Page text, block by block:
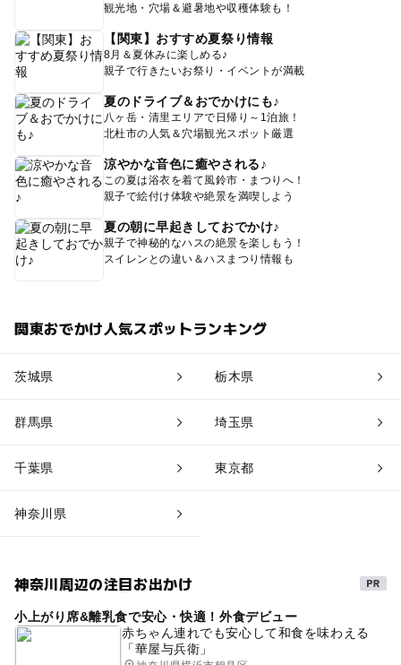
観光地・穴場＆避暑地や収穫体験も！
【関東】おすすめ夏祭り情報
8月＆夏休みに楽しめる♪
親子で行きたいお祭り・イベントが満載
夏のドライブ＆おでかけにも♪
八ヶ岳・清里エリアで日帰り～1泊旅！
北杜市の人気＆穴場観光スポット厳選
涼やかな音色に癒やされる♪
この夏は浴衣を着て風鈴市・まつりへ！
親子で絵付け体験や絶景を満喫しよう
夏の朝に早起きしておでかけ♪
親子で神秘的なハスの絶景を楽しもう！
スイレンとの違い＆ハスまつり情報も
関東おでかけ人気スポットランキング
茨城県 栃木県
群馬県 埼玉県
千葉県 東京都
神奈川県
神奈川周辺の注目お出かけ
小上がり席&離乳食で安心・快適！外食デビュー
赤ちゃん連れでも安心して和食を味わえる
「華屋与兵衛」